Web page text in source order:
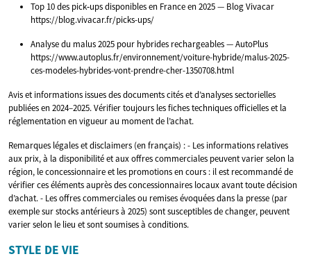
Top 10 des pick‑ups disponibles en France en 2025 — Blog Vivacar
https://blog.vivacar.fr/picks-ups/
Analyse du malus 2025 pour hybrides rechargeables — AutoPlus
https://www.autoplus.fr/environnement/voiture-hybride/malus-2025-
ces-modeles-hybrides-vont-prendre-cher-1350708.html
Avis et informations issues des documents cités et d’analyses sectorielles
publiées en 2024–2025. Vérifier toujours les fiches techniques officielles et la
réglementation en vigueur au moment de l’achat.
Remarques légales et disclaimers (en français) : - Les informations relatives
aux prix, à la disponibilité et aux offres commerciales peuvent varier selon la
région, le concessionnaire et les promotions en cours : il est recommandé de
vérifier ces éléments auprès des concessionnaires locaux avant toute décision
d’achat. - Les offres commerciales ou remises évoquées dans la presse (par
exemple sur stocks antérieurs à 2025) sont susceptibles de changer, peuvent
varier selon le lieu et sont soumises à conditions.
STYLE DE VIE